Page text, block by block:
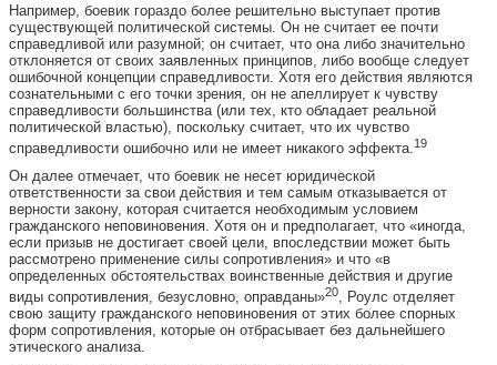
Например, боевик гораздо более решительно выступает против
существующей политической системы. Он не считает ее почти
справедливой или разумной; он считает, что она либо значительно
отклоняется от своих заявленных принципов, либо вообще следует
ошибочной концепции справедливости. Хотя его действия являются
сознательными с его точки зрения, он не апеллирует к чувству
справедливости большинства (или тех, кто обладает реальной
политической властью), поскольку считает, что их чувство
справедливости ошибочно или не имеет никакого эффекта. 19
Он далее отмечает, что боевик не несет юридической
ответственности за свои действия и тем самым отказывается от
верности закону, которая считается необходимым условием
гражданского неповиновения. Хотя он и предполагает, что «иногда,
если призыв не достигает своей цели, впоследствии может быть
рассмотрено применение силы сопротивления» и что «в
определенных обстоятельствах воинственные действия и другие
виды сопротивления, безусловно, оправданы»20, Роулс отделяет
свою защиту гражданского неповиновения от этих более спорных
форм сопротивления, которые он отбрасывает без дальнейшего
этического анализа.